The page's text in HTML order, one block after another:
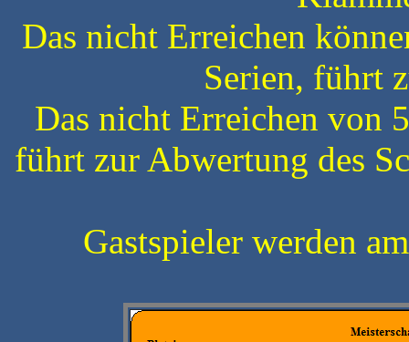
Das nicht Erreichen
Serien, führt
Das nicht Erreichen von
führt zur Abwertung des
Gastspieler werden